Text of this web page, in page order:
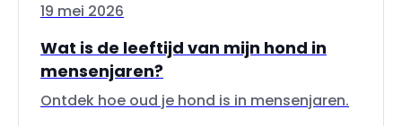
19 mei 2026
Wat is de leeftijd van mijn hond in
mensenjaren?
Ontdek hoe oud je hond is in mensenjaren.